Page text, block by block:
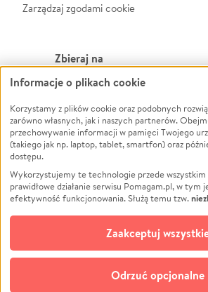
Zarządzaj zgodami cookie
Zbieraj na
Leczenie
Zwierzęta
Pożar
Ukraina
Pomoc Finansowa
Projekty
Pogrzeb
Społeczność lokalna
Kultura
Informacje o plikach cookie
Korzystamy z plików cookie oraz podobnych
zarówno własnych, jak i naszych partnerów.
przechowywanie informacji w pamięci Twojego
(takiego jak np. laptop, tablet, smartfon) oraz
dostępu.
Wykorzystujemy te technologie przede wszystkim
prawidłowe działanie serwisu Pomagam.pl, w tym
efektywność funkcjonowania. Służą temu tzw.
opcjonalnych plików cookie
technologii do celów analitycznych i
zgodę na ich stosowanie lub jej odmówić. W
możliwość zmiany swoich preferencji na stronie
do której link znajdziesz w stopce serwisu
cookie wykorzystywane są w następujących celach:
Odrzuć opcjonalne
Zaakceptuj